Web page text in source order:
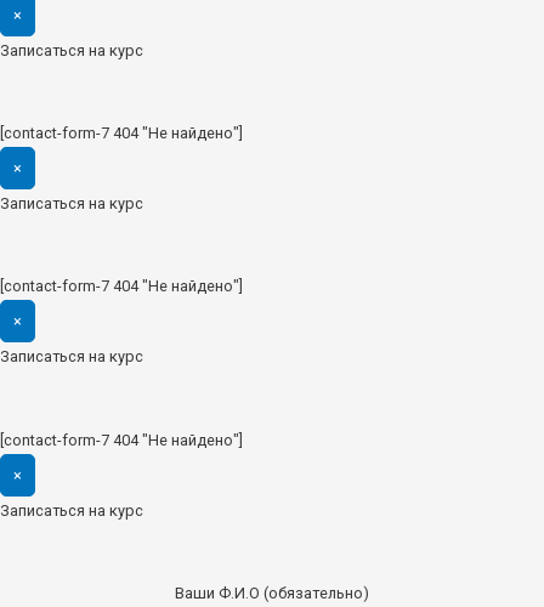
×
Записаться на курс
[contact-form-7 404 "Не найдено"]
×
Записаться на курс
[contact-form-7 404 "Не найдено"]
×
Записаться на курс
[contact-form-7 404 "Не найдено"]
×
Записаться на курс
Ваши Ф.И.О (обязательно)